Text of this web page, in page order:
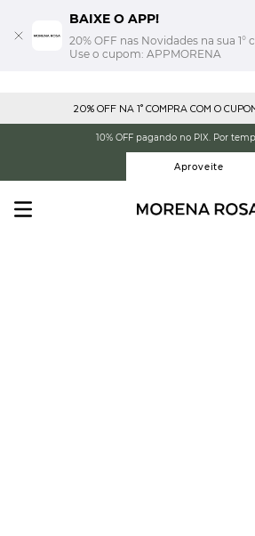
BAIXE O APP!
20% OFF nas Novidades na sua 1°
Use o cupom: APPMORENA
20% OFF NA 1° COMPRA COM O
10% OFF pagando no PIX. Por
Aproveite